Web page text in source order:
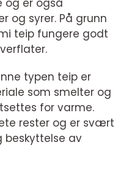
og syrer. På grunn
teip fungere godt
typen teip er
som smelter og
for varme.
rester og er svært
av